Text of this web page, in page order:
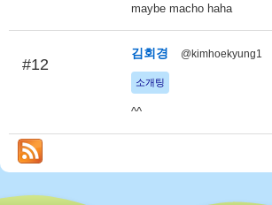
maybe macho haha
#12
김회경 @kimhoekyung1
소개팅
^^